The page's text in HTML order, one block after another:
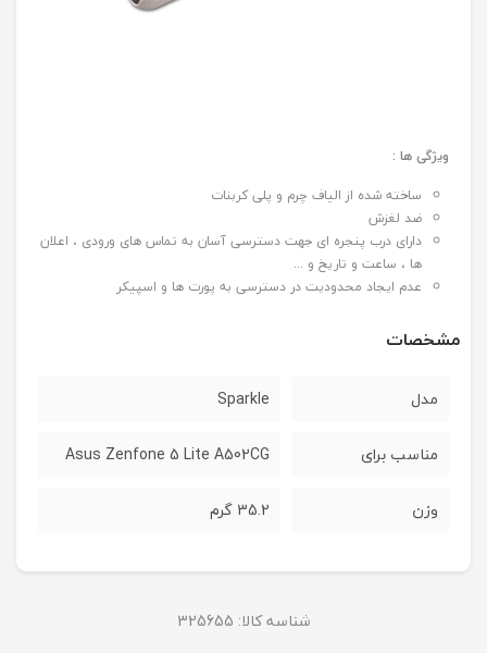
ویژگی ها :
ساخته شده از الیاف چرم و پلی کربنات
ضد لغزش
دارای درب پنجره ای جهت دسترسی آسان به تماس های ورودی ، اعلان
ها ، ساعت و تاریخ و ...
عدم ایجاد محدودیت در دسترسی به پورت ها و اسپیکر
مشخصات
مدل Sparkle
مناسب برای Asus Zenfone 5 Lite A502CG
وزن 35.2 گرم
شناسه کالا: 325655